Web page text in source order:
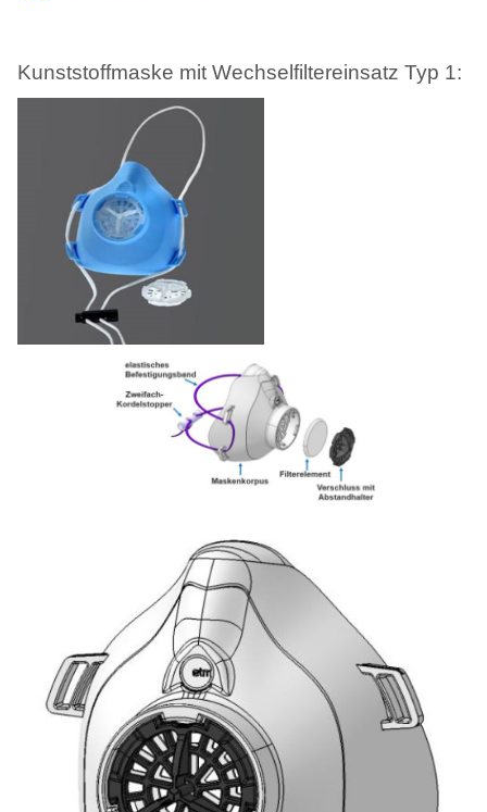
Kunststoffmaske mit Wechselfiltereinsatz Typ 1: